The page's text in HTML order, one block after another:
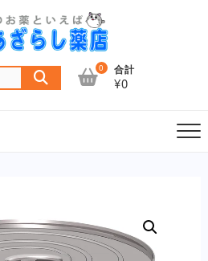
索
0 合計
¥0